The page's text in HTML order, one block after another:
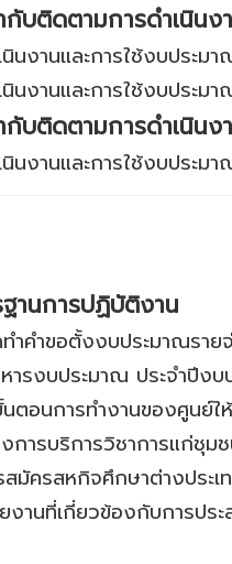
กับติดตามการดำเนิน
นินงานและการใช้งบประ
นินงานและการใช้งบปร
กับติดตามการดำเนินง
นินงานและการใช้งบประ
านการปฏิบัติงาน
ำคำขอตั้งงบประมาณราย
ารงบประมาณ ประจำปีง
อนการทำงานของศูนย์ใ
การบริการวิชาการแก่ชุม
มัครสหกิจศึกษาต่างประเ
งานที่เกี่ยวข้องกับการปร